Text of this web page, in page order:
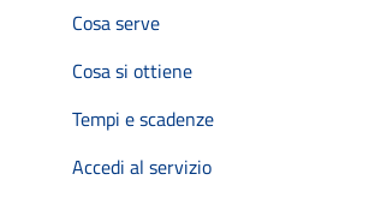
Cosa serve
Cosa si ottiene
Tempi e scadenze
Accedi al servizio